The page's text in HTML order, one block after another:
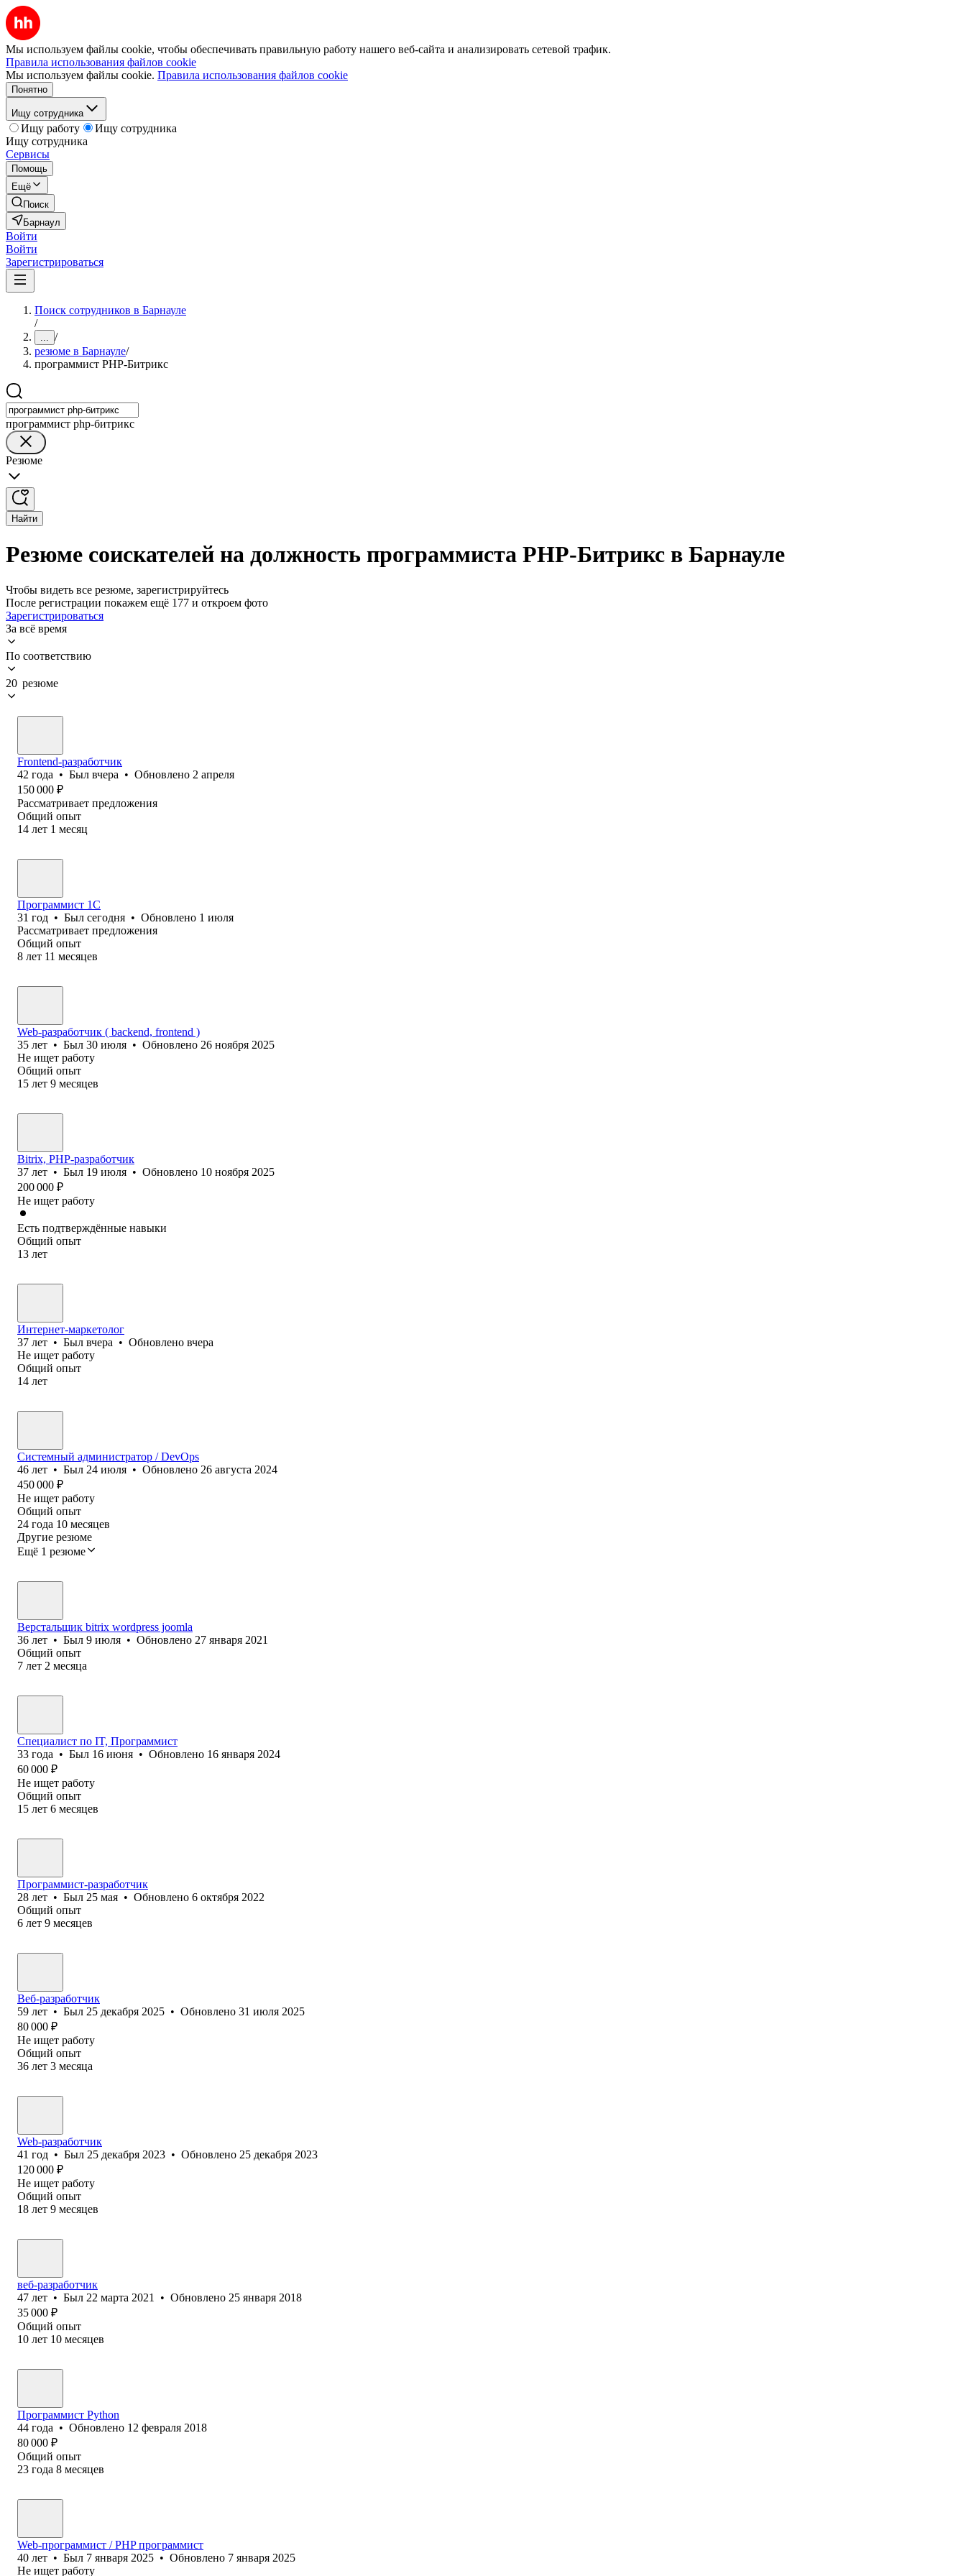
Мы используем файлы cookie, чтобы обеспечивать правильную работу нашего веб-сайта и анализировать сетевой трафик.
Правила использования файлов cookie
Мы используем файлы cookie. Правила использования файлов cookie
Понятно
Ищу сотрудника
Ищу работу
Ищу сотрудника
Ищу сотрудника
Сервисы
Помощь
Ещё
Поиск
Барнаул
Войти
Войти
Зарегистрироваться
Поиск сотрудников в Барнауле
/
... /
резюме в Барнауле/
программист PHP-Битрикс
программист php-битрикс
Резюме
Найти
Резюме соискателей на должность программиста PHP-Битрикс в Барнауле
Чтобы видеть все резюме, зарегистрируйтесь
После регистрации покажем ещё 177 и откроем фото
Зарегистрироваться
За всё время
По соответствию
20 резюме
Frontend-разработчик
42 года • Был вчера • Обновлено 2 апреля
150 000 ₽
Рассматривает предложения
Общий опыт
14 лет 1 месяц
Программист 1С
31 год • Был сегодня • Обновлено 1 июля
Рассматривает предложения
Общий опыт
8 лет 11 месяцев
Web-разработчик ( backend, frontend )
35 лет • Был 30 июля • Обновлено 26 ноября 2025
Не ищет работу
Общий опыт
15 лет 9 месяцев
Bitrix, PHP-разработчик
37 лет • Был 19 июля • Обновлено 10 ноября 2025
200 000 ₽
Не ищет работу
Есть подтверждённые навыки
Общий опыт
13 лет
Интернет-маркетолог
37 лет • Был вчера • Обновлено вчера
Не ищет работу
Общий опыт
14 лет
Cистемный администратор / DevOps
46 лет • Был 24 июля • Обновлено 26 августа 2024
450 000 ₽
Не ищет работу
Общий опыт
24 года 10 месяцев
Другие резюме
Ещё 1 резюме
Верстальщик bitrix wordpress joomla
36 лет • Был 9 июля • Обновлено 27 января 2021
Общий опыт
7 лет 2 месяца
Специалист по IT, Программист
33 года • Был 16 июня • Обновлено 16 января 2024
60 000 ₽
Не ищет работу
Общий опыт
15 лет 6 месяцев
Программист-разработчик
28 лет • Был 25 мая • Обновлено 6 октября 2022
Общий опыт
6 лет 9 месяцев
Веб-разработчик
59 лет • Был 25 декабря 2025 • Обновлено 31 июля 2025
80 000 ₽
Не ищет работу
Общий опыт
36 лет 3 месяца
Web-разработчик
41 год • Был 25 декабря 2023 • Обновлено 25 декабря 2023
120 000 ₽
Не ищет работу
Общий опыт
18 лет 9 месяцев
веб-разработчик
47 лет • Был 22 марта 2021 • Обновлено 25 января 2018
35 000 ₽
Общий опыт
10 лет 10 месяцев
Программист Python
44 года • Обновлено 12 февраля 2018
80 000 ₽
Общий опыт
23 года 8 месяцев
Web-программист / PHP программист
40 лет • Был 7 января 2025 • Обновлено 7 января 2025
Не ищет работу